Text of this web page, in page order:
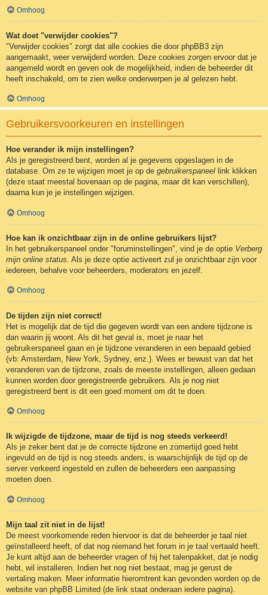
Omhoog
Wat doet "verwijder cookies"?
"Verwijder cookies" zorgt dat alle cookies die door phpBB3 zijn
aangemaakt, weer verwijderd worden. Deze cookies zorgen ervoor dat je
aangemeld wordt en geven ook de mogelijkheid, indien de beheerder dit
heeft inschakeld, om te zien welke onderwerpen je al gelezen hebt.
Omhoog
Gebruikersvoorkeuren en instellingen
Hoe verander ik mijn instellingen?
Als je geregistreerd bent, worden al je gegevens opgeslagen in de
database. Om ze te wijzigen moet je op de gebruikerspaneel link klikken
(deze staat meestal bovenaan op de pagina, maar dit kan verschillen),
daarna kun je je instellingen wijzigen.
Omhoog
Hoe kan ik onzichtbaar zijn in de online gebruikers lijst?
In het gebruikerspaneel onder "foruminstellingen", vind je de optie Verberg
mijn online status . Als je deze optie activeert zul je onzichtbaar zijn voor
iedereen, behalve voor beheerders, moderators en jezelf.
Omhoog
De tijden zijn niet correct!
Het is mogelijk dat de tijd die gegeven wordt van een andere tijdzone is
dan waarin jij woont. Als dit het geval is, moet je naar het
gebruikerspaneel gaan en je tijdzone veranderen in een bepaald gebied
(vb: Amsterdam, New York, Sydney, enz.). Wees er bewust van dat het
veranderen van de tijdzone, zoals de meeste instellingen, alleen gedaan
kunnen worden door geregistreerde gebruikers. Als je nog niet
geregistreerd bent is dit een goed moment om dit te doen.
Omhoog
Ik wijzigde de tijdzone, maar de tijd is nog steeds verkeerd!
Als je zeker bent dat je de correcte tijdzone en zomertijd goed hebt
ingevuld en de tijd is nog steeds anders, is waarschijnlijk de tijd op de
server verkeerd ingesteld en zullen de beheerders een aanpassing
moeten doen.
Omhoog
Mijn taal zit niet in de lijst!
De meest voorkomende reden hiervoor is dat de beheerder je taal niet
geïnstalleerd heeft, of dat nog niemand het forum in je taal vertaald heeft.
Je kunt altijd aan de beheerder vragen of hij het talenpakket, dat je nodig
hebt, wil installeren. Indien het nog niet bestaat, mag je gerust de
vertaling maken. Meer informatie hieromtrent kan gevonden worden op de
website van phpBB Limited (de link staat onderaan iedere pagina).